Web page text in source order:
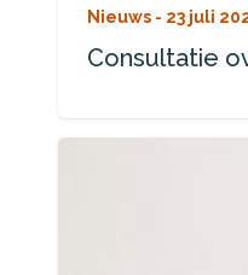
Consultatie
Nieuws - 23 juli